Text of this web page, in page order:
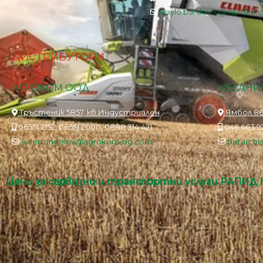
ДИСТРИБУТОРИ
АГРОКОМ ООД
Тръстеник 5857, кв.Индустриален
06551 2152, 06551 2000, 0888 314 421
svilen.angelov@agrokom-bg.com
Ямбол
046 663
Цени за сервизни и транспортни услуги РАПИД